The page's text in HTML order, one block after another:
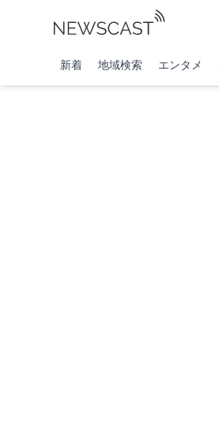
新着 地域検索 エンタメ